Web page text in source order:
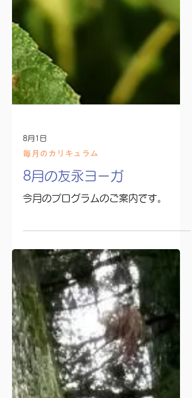
8月1日
8月の友永ヨーガ
今月のプログラムのご案内です。